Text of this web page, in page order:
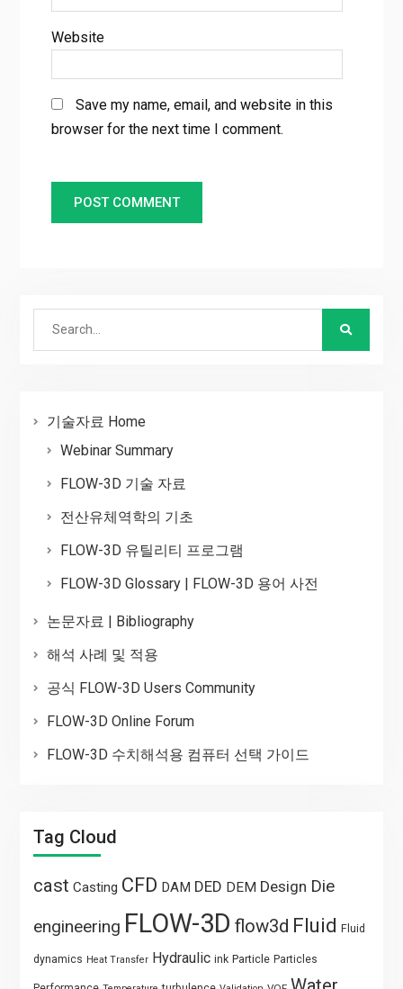
Website
Save my name, email, and website in this
browser for the next time I comment.
Search
기술자료 Home
Webinar Summary
FLOW-3D 기술 자료
전산유체역학의 기초
FLOW-3D 유틸리티 프로그램
FLOW-3D Glossary | FLOW-3D 용어 사전
논문자료 | Bibliography
해석 사례 및 적용
공식 FLOW-3D Users Community
FLOW-3D Online Forum
FLOW-3D 수치해석용 컴퓨터 선택 가이드
Tag Cloud
cast Casting CFD DAM DED DEM Design Die
engineering FLOW-3D flow3d Fluid Fluid
dynamics Heat Transfer Hydraulic ink Particle Particles